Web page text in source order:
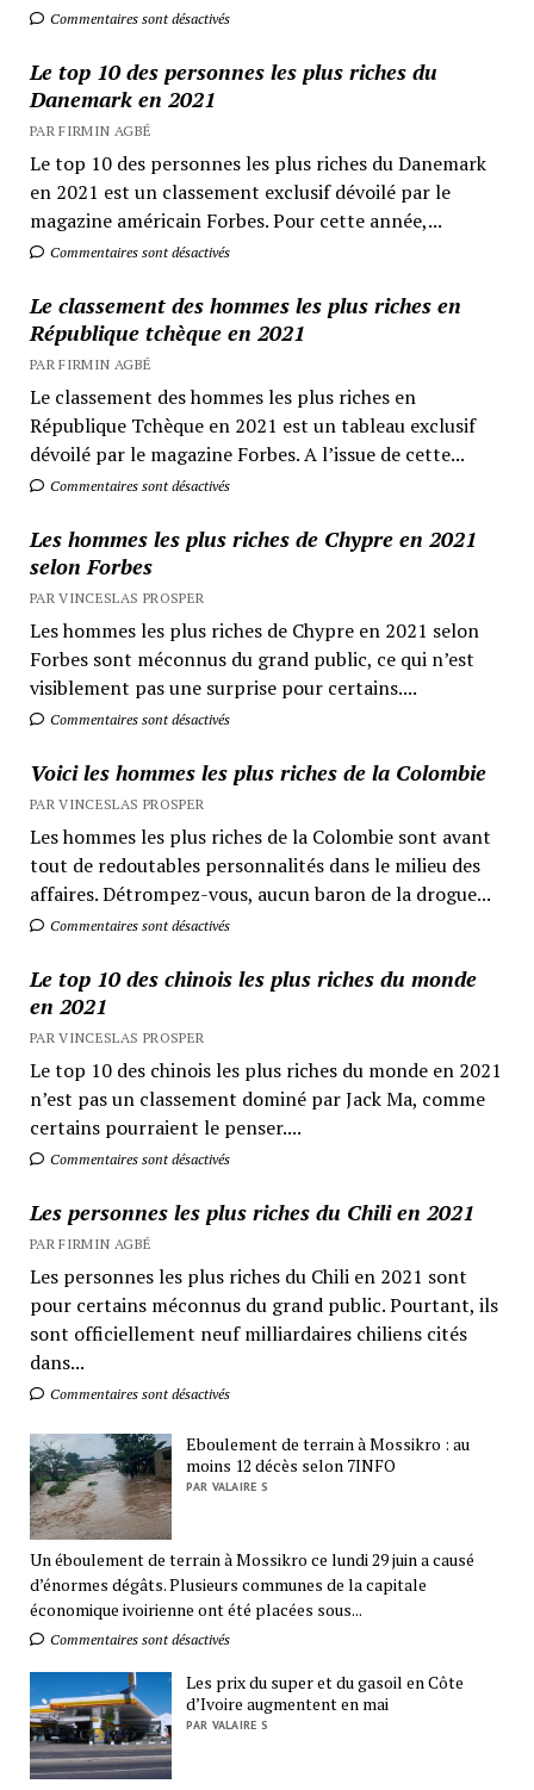
Commentaires sont désactivés
Le top 10 des personnes les plus riches du
Danemark en 2021
PAR FIRMIN AGBÉ
Le top 10 des personnes les plus riches du Danemark
en 2021 est un classement exclusif dévoilé par le
magazine américain Forbes. Pour cette année,...
Commentaires sont désactivés
Le classement des hommes les plus riches en
République tchèque en 2021
PAR FIRMIN AGBÉ
Le classement des hommes les plus riches en
République Tchèque en 2021 est un tableau exclusif
dévoilé par le magazine Forbes. A l’issue de cette...
Commentaires sont désactivés
Les hommes les plus riches de Chypre en 2021
selon Forbes
PAR VINCESLAS PROSPER
Les hommes les plus riches de Chypre en 2021 selon
Forbes sont méconnus du grand public, ce qui n’est
visiblement pas une surprise pour certains....
Commentaires sont désactivés
Voici les hommes les plus riches de la Colombie
PAR VINCESLAS PROSPER
Les hommes les plus riches de la Colombie sont avant
tout de redoutables personnalités dans le milieu des
affaires. Détrompez-vous, aucun baron de la drogue...
Commentaires sont désactivés
Le top 10 des chinois les plus riches du monde
en 2021
PAR VINCESLAS PROSPER
Le top 10 des chinois les plus riches du monde en 2021
n’est pas un classement dominé par Jack Ma, comme
certains pourraient le penser....
Commentaires sont désactivés
Les personnes les plus riches du Chili en 2021
PAR FIRMIN AGBÉ
Les personnes les plus riches du Chili en 2021 sont
pour certains méconnus du grand public. Pourtant, ils
sont officiellement neuf milliardaires chiliens cités
dans...
Commentaires sont désactivés
Eboulement de terrain à Mossikro : au
moins 12 décès selon 7INFO
PAR VALAIRE S
Un éboulement de terrain à Mossikro ce lundi 29 juin a causé
d’énormes dégâts. Plusieurs communes de la capitale
économique ivoirienne ont été placées sous...
Commentaires sont désactivés
Les prix du super et du gasoil en Côte
d’Ivoire augmentent en mai
PAR VALAIRE S